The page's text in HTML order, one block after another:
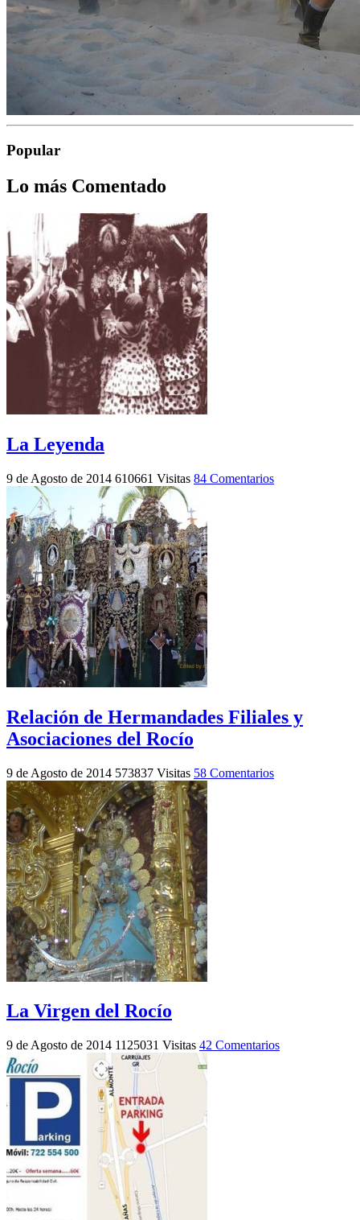
Popular
Lo más Comentado
La Leyenda
9 de Agosto de 2014 610661 Visitas 84 Comentarios
Relación de Hermandades Filiales y
Asociaciones del Rocío
9 de Agosto de 2014 573837 Visitas 58 Comentarios
La Virgen del Rocío
9 de Agosto de 2014 1125031 Visitas 42 Comentarios